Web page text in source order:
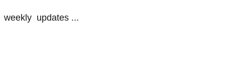
weekly updates ...